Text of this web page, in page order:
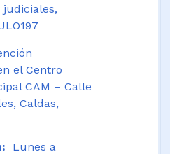
el Centro
CAM – Calle
Caldas,
Lunes a